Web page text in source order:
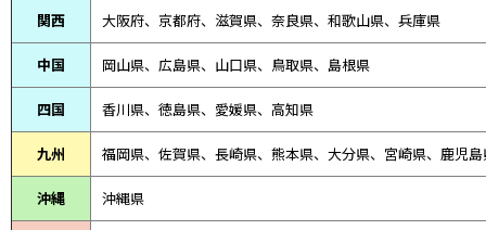
関西 大阪府、京都府、滋賀県、奈良県、和歌山県、兵庫県
中国 岡山県、広島県、山口県、鳥取県、島根県
四国 香川県、徳島県、愛媛県、高知県
九州 福岡県、佐賀県、長崎県、熊本県、大分県、宮崎県、鹿児
沖縄 沖縄県